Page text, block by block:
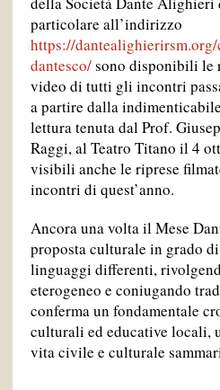
particolare all’indirizzo
https://dantealighierirsm.org/
dantesco/sono disponibili le
video di tutti gli incontri
a partire dalla
lettura tenuta dal Prof.
Raggi, al Teatro Titano il 4
visibili anche le riprese
incontri di quest’anno.
Ancora una volta il Mese
proposta culturale in grado
linguaggi differenti,
eterogeneo e coniugando
conferma un fondamentale
culturali ed educative locali,
vita civile e culturale